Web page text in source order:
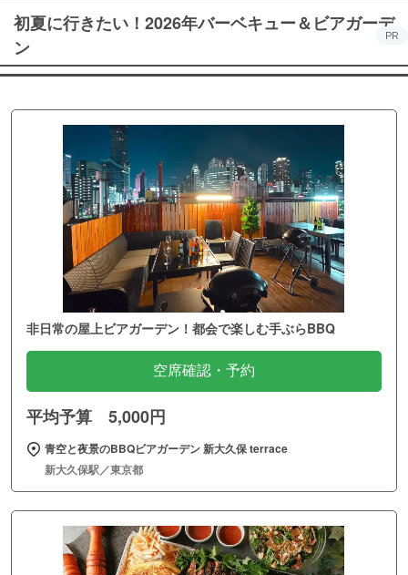
初夏に行きたい！2026年バーベキュー＆ビアガーデ
ン
PR
非日常の屋上ビアガーデン！都会で楽しむ手ぶらBBQ
空席確認・予約
平均予算 5,000円
青空と夜景のBBQビアガーデン 新大久保 terrace
新大久保駅／東京都